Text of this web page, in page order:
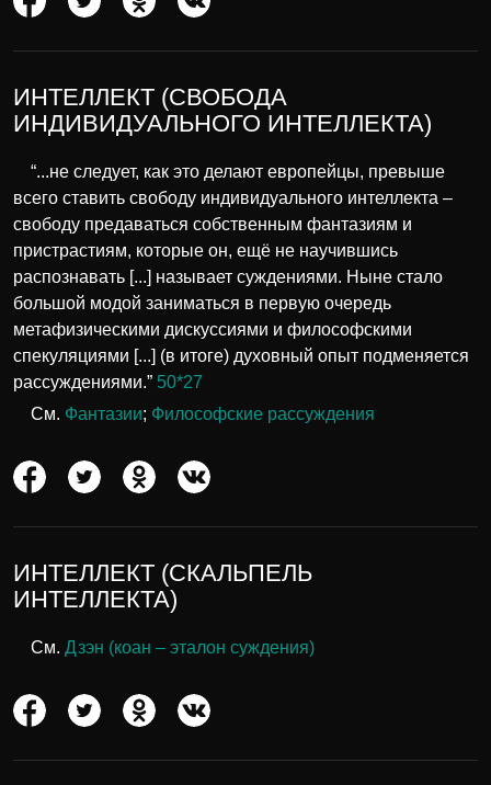
ИНТЕЛЛЕКТ (СВОБОДА
ИНДИВИДУАЛЬНОГО ИНТЕЛЛЕКТА)
“...не следует, как это делают европейцы, превыше
всего ставить свободу индивидуального интеллекта –
свободу предаваться собственным фантазиям и
пристрастиям, которые он, ещё не научившись
распознавать [...] называет суждениями. Ныне стало
большой модой заниматься в первую очередь
метафизическими дискуссиями и философскими
спекуляциями [...] (в итоге) духовный опыт подменяется
рассуждениями.” 50*27
См. Фантазии; Философские рассуждения
ИНТЕЛЛЕКТ (СКАЛЬПЕЛЬ
ИНТЕЛЛЕКТА)
См. Дзэн (коан – эталон суждения)